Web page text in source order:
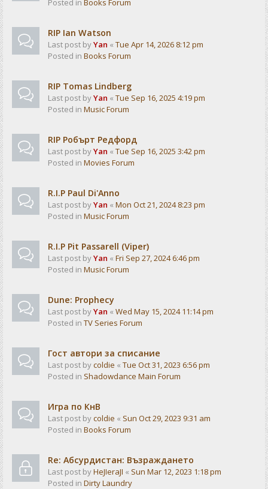
Posted in Books Forum
RIP Ian Watson
Last post byYan « Tue Apr 14, 2026 8:12 pm
Posted in Books Forum
RIP Tomas Lindberg
Last post byYan « Tue Sep 16, 2025 4:19 pm
Posted in Music Forum
RIP Робърт Редфорд
Last post byYan « Tue Sep 16, 2025 3:42 pm
Posted in Movies Forum
R.I.P Paul Di'Anno
Last post byYan « Mon Oct 21, 2024 8:23 pm
Posted in Music Forum
R.I.P Pit Passarell (Viper)
Last post byYan « Fri Sep 27, 2024 6:46 pm
Posted in Music Forum
Dune: Prophecy
Last post byYan « Wed May 15, 2024 11:14 pm
Posted in TV Series Forum
Гост автори за списание
Last post bycoldie « Tue Oct 31, 2023 6:56 pm
Posted in Shadowdance Main Forum
Игра по КнВ
Last post bycoldie « Sun Oct 29, 2023 9:31 am
Posted in Books Forum
Re: Абсурдистан: Възраждането
Last post byHeJIeraJI « Sun Mar 12, 2023 1:18 pm
Posted in Dirty Laundry